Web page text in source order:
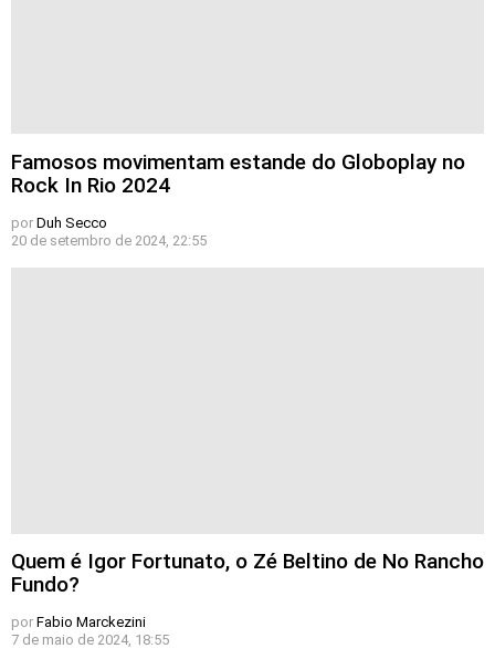
Famosos movimentam estande do Globoplay no
Rock In Rio 2024
por Duh Secco
20 de setembro de 2024, 22:55
Quem é Igor Fortunato, o Zé Beltino de No Rancho
Fundo?
por Fabio Marckezini
7 de maio de 2024, 18:55